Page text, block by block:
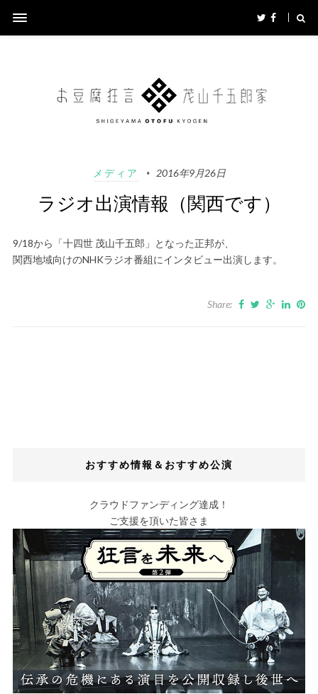
メディア 2016年9月26日
ラジオ出演情報（関西です）
9/18から「十四世 茂山千五郎」となった正邦が、
関西地域向けのNHKラジオ番組にインタビュー出演します。
Share:
おすすめ情報＆おすすめ公演
クラウドファンディング達成！
ご支援を頂いた皆さま